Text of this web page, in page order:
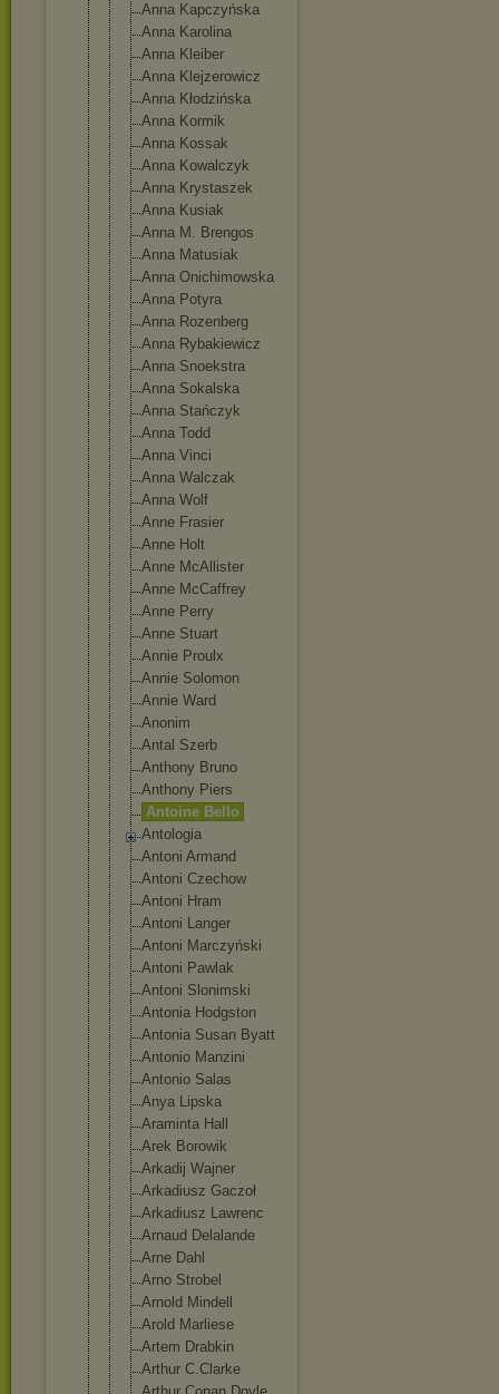
Anna Kapczyńska
Anna Karolina
Anna Kleiber
Anna Klejzerowicz
Anna Kłodzińska
Anna Kormik
Anna Kossak
Anna Kowalczyk
Anna Krystaszek
Anna Kusiak
Anna M. Brengos
Anna Matusiak
Anna Onichimowska
Anna Potyra
Anna Rozenberg
Anna Rybakiewicz
Anna Snoekstra
Anna Sokalska
Anna Stańczyk
Anna Todd
Anna Vinci
Anna Walczak
Anna Wolf
Anne Frasier
Anne Holt
Anne McAllister
Anne McCaffrey
Anne Perry
Anne Stuart
Annie Proulx
Annie Solomon
Annie Ward
Anonim
Antal Szerb
Anthony Bruno
Anthony Piers
Antoine Bello
Antologia
Antoni Armand
Antoni Czechow
Antoni Hram
Antoni Langer
Antoni Marczyński
Antoni Pawlak
Antoni Slonimski
Antonia Hodgston
Antonia Susan Byatt
Antonio Manzini
Antonio Salas
Anya Lipska
Araminta Hall
Arek Borowik
Arkadij Wajner
Arkadiusz Gaczoł
Arkadiusz Lawrenc
Arnaud Delalande
Arne Dahl
Arno Strobel
Arnold Mindell
Arold Marliese
Artem Drabkin
Arthur C.Clarke